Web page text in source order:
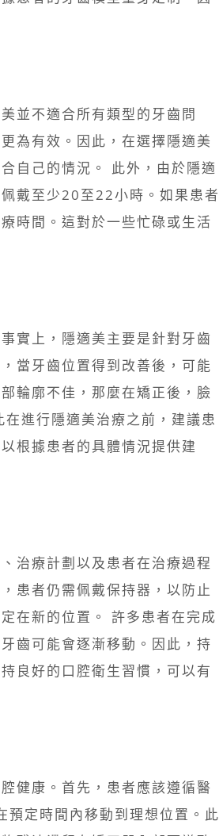
並不適合所有類型的牙齒問
為有效。因此，在選擇隱適美
自己的情況。 此外，由於隱適
戴至少20至22小時。如果患者
時間。這對於一些忙碌或生活
實上，隱適美主要是針對牙齒
當牙齒位置得到改善後，可能
輪廓不佳，那麼在矯正後，臉
進行隱適美治療之前，建議患
根據患者的具體情況提供建
治療計劃以及患者在治療過程
患者仍需佩戴保持器，以防止
在新的位置。 許多患者在完成
齒可能會逐漸移動。因此，持
良好的口腔衛生習慣，可以有
健康。首先，患者應該遵循醫
定時間內移動到理想位置。此